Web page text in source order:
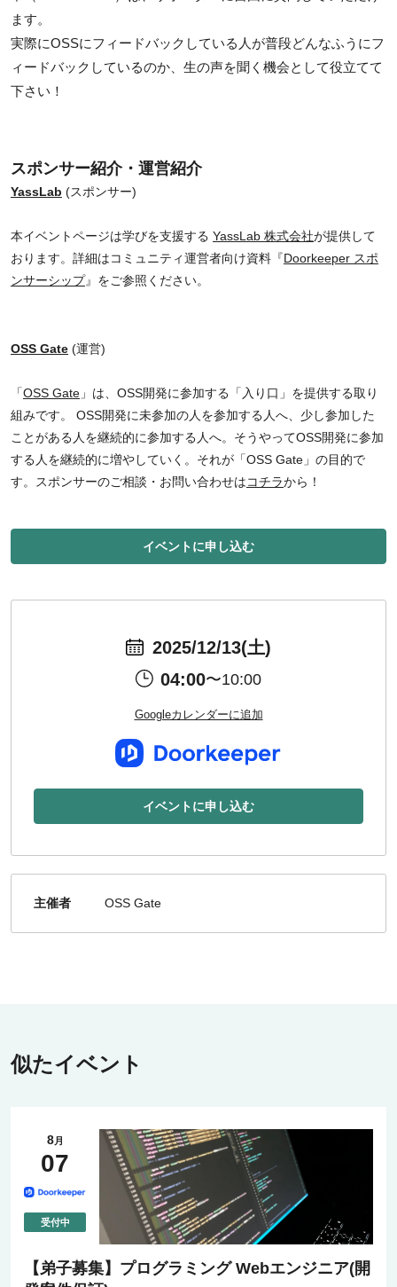
ます。
実際にOSSにフィードバックしている人が普段どんなふうにフ
ィードバックしているのか、生の声を聞く機会として役立てて
下さい！
スポンサー紹介・運営紹介
YassLab (スポンサー)
本イベントページは学びを支援する YassLab 株式会社が提供して
おります。詳細はコミュニティ運営者向け資料『Doorkeeper スポ
ンサーシップ』をご参照ください。
OSS Gate (運営)
「OSS Gate 」は、OSS開発に参加する「入り口」を提供する取り
組みです。 OSS開発に未参加の人を参加する人へ、少し参加した
ことがある人を継続的に参加する人へ。そうやってOSS開発に参加
する人を継続的に増やしていく。それが「OSS Gate」の目的で
す。スポンサーのご相談・お問い合わせはコチラから！
イベントに申し込む
2025/12/13(土)
04:00〜10:00
Googleカレンダーに追加
イベントに申し込む
主催者 OSS Gate
似たイベント
8月
07
【弟子募集】プログラミング Webエンジニア(開